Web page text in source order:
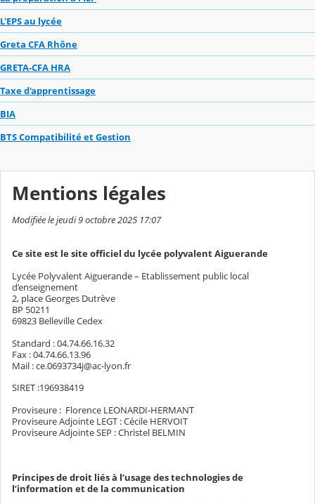
L'EPS au lycée
Greta CFA Rhône
GRETA-CFA HRA
Taxe d'apprentissage
BIA
BTS Compatibilité et Gestion
Mentions légales
Modifiée le jeudi 9 octobre 2025 17:07
Ce site est le site officiel du lycée polyvalent Aiguerande
Lycée Polyvalent Aiguerande – Etablissement public local
d’enseignement
2, place Georges Dutrève
BP 50211
69823 Belleville Cedex
Standard : 04.74.66.16.32
Fax : 04.74.66.13.96
Mail : ce.0693734j@ac-lyon.fr
SIRET :196938419
Proviseure : Florence LEONARDI-HERMANT
Proviseure Adjointe LEGT : Cécile HERVOIT
Proviseure Adjointe SEP : Christel BELMIN
Principes de droit liés à l’usage des technologies de
l’information et de la communication